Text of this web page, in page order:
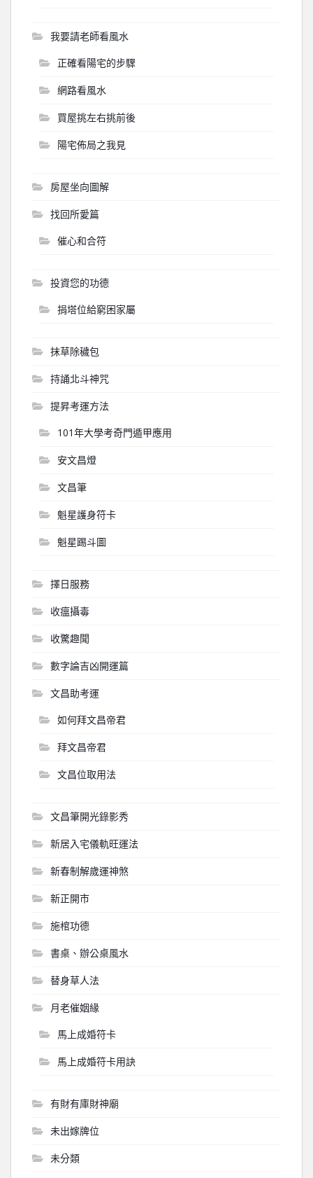
我要請老師看風水
正確看陽宅的步驟
網路看風水
買屋挑左右挑前後
陽宅佈局之我見
房屋坐向圖解
找回所愛篇
催心和合符
投資您的功德
捐塔位給窮困家屬
抹草除穢包
持誦北斗神咒
提昇考運方法
101年大學考奇門遁甲應用
安文昌燈
文昌筆
魁星護身符卡
魁星踢斗圖
擇日服務
收瘟攝毒
收驚趣聞
數字論吉凶開運篇
文昌助考運
如何拜文昌帝君
拜文昌帝君
文昌位取用法
文昌筆開光錄影秀
新居入宅儀軌旺運法
新春制解歲運神煞
新正開市
施棺功德
書桌、辦公桌風水
替身草人法
月老催姻緣
馬上成婚符卡
馬上成婚符卡用訣
有財有庫財神廟
未出嫁牌位
未分類